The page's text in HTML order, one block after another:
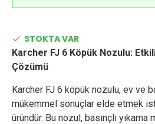
STOKTA VAR
Karcher FJ 6 Köpük Nozulu:
Çözümü
Karcher FJ 6 köpük nozulu, ev ve
mükemmel sonuçlar elde etmek
üründür. Bu nozul, basınçlı